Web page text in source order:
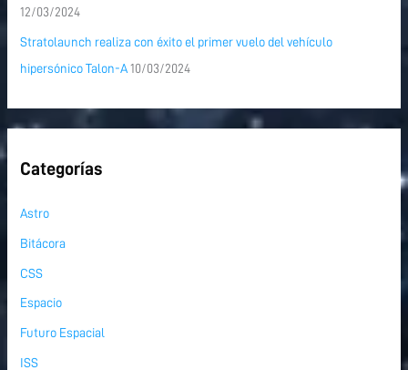
12/03/2024
Stratolaunch realiza con éxito el primer vuelo del vehículo
hipersónico Talon-A 10/03/2024
Categorías
Astro
Bitácora
CSS
Espacio
Futuro Espacial
ISS